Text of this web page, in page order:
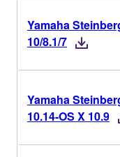
Yamaha
10/8.1/7
Yamaha
10.14-OS X 10.9